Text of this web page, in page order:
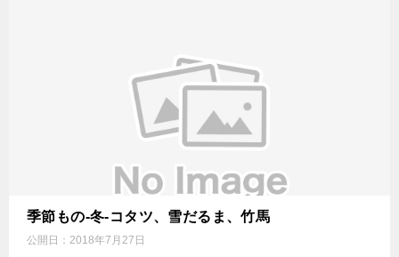
季節もの-冬-コタツ、雪だるま、竹馬
公開日： 2018年7月27日